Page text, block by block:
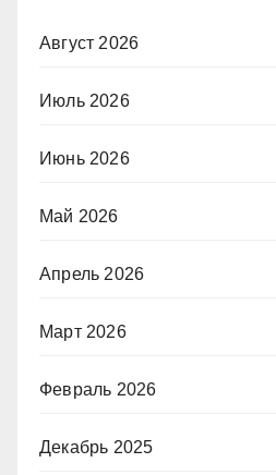
Август 2026
Июль 2026
Июнь 2026
Май 2026
Апрель 2026
Март 2026
Февраль 2026
Декабрь 2025